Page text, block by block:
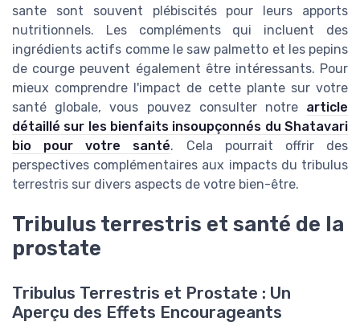
sante sont souvent plébiscités pour leurs apports
nutritionnels. Les compléments qui incluent des
ingrédients actifs comme le saw palmetto et les pepins
de courge peuvent également être intéressants. Pour
mieux comprendre l'impact de cette plante sur votre
santé globale, vous pouvez consulter notre article
détaillé sur les bienfaits insoupçonnés du Shatavari
bio pour votre santé. Cela pourrait offrir des
perspectives complémentaires aux impacts du tribulus
terrestris sur divers aspects de votre bien-être.
Tribulus terrestris et santé de la
prostate
Tribulus Terrestris et Prostate : Un
Aperçu des Effets Encourageants